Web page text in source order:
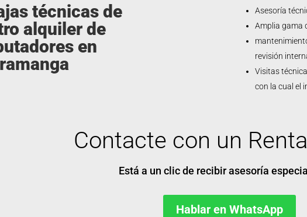
técnicas de
alquiler de
en
Asesoría
Amplia gama
revisión
Visitas
con la cual el
Contacte con un
Está a un clic de recibir asesoría
Hablar en WhatsApp